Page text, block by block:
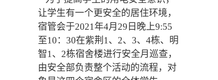
让学生有一个更安全的居住环境，
宿管会于2021年4月29日晚上9:55
至10：30在紫荆1、2、3、4栋、明
智1、2栋宿舍楼进行安全月巡查，
由安全部负责整个活动的流程，对